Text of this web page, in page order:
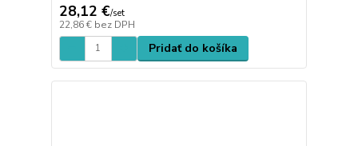
28,12 €/set
22,86 € bez DPH
Pridať do košíka